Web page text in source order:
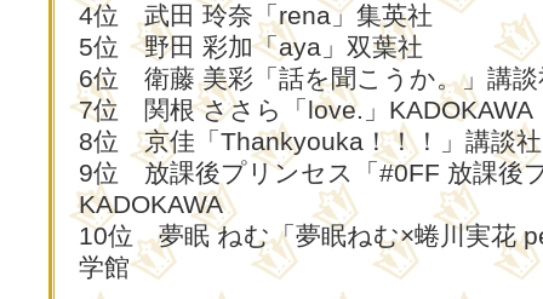
4位 武田 玲奈「rena」集英社
5位 野田 彩加「aya」双葉社
6位 衛藤 美彩「話を聞こうか。」講談
7位 関根 ささら「love.」KADOKAWA
8位 京佳「Thankyouka！！！」講談社
9位 放課後プリンセス「#0FF 放課後
KADOKAWA
10位 夢眠 ねむ「夢眠ねむ×蜷川実花
学館